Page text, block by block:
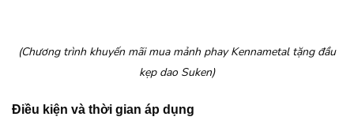
(Chương trình khuyến mãi mua mảnh phay Kennametal tặng đầu
kẹp dao Suken)
Điều kiện và thời gian áp dụng